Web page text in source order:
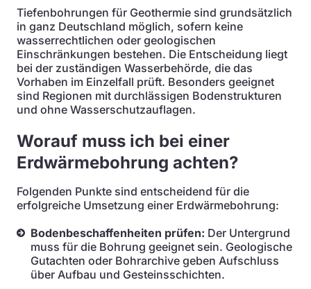
Tiefenbohrungen für Geothermie sind grundsätzlich
in ganz Deutschland möglich, sofern keine
wasserrechtlichen oder geologischen
Einschränkungen bestehen. Die Entscheidung liegt
bei der zuständigen Wasserbehörde, die das
Vorhaben im Einzelfall prüft. Besonders geeignet
sind Regionen mit durchlässigen Bodenstrukturen
und ohne Wasserschutzauflagen.
Worauf muss ich bei einer
Erdwärmebohrung achten?
Folgenden Punkte sind entscheidend für die
erfolgreiche Umsetzung einer Erdwärmebohrung:
Bodenbeschaffenheiten prüfen: Der Untergrund
muss für die Bohrung geeignet sein. Geologische
Gutachten oder Bohrarchive geben Aufschluss
über Aufbau und Gesteinsschichten.